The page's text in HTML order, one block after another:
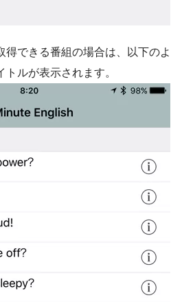
得できる番組の場合は、以下のよ
ルが表示されます。